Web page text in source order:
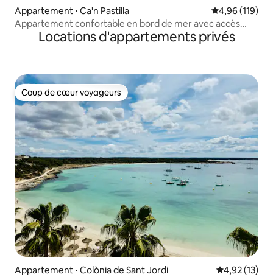
Appartement ⋅ Ca'n Pastilla Évaluation
4,96 (119)
Appartement confortable en bord de mer avec accès
privé à la plage sur le toit
Locations d'appartements privés
Coup de cœur voyageurs
Coup de cœur voyageurs
Appartement ⋅ Colònia de Sant Jordi Évaluation
4,92 (13)